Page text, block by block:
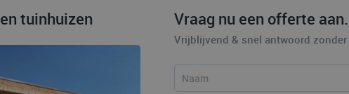
tuinhuizen Vraag nu een offerte aan.
Vrijblijvend & snel antwoord zonder